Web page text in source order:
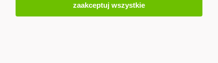
zaakceptuj wszystkie